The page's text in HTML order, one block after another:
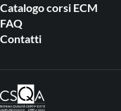
Catalogo corsi ECM
FAQ
Contatti